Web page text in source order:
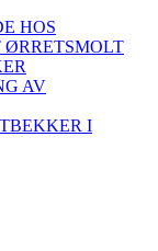
HOS
ØRRETSMOLT
AV
I